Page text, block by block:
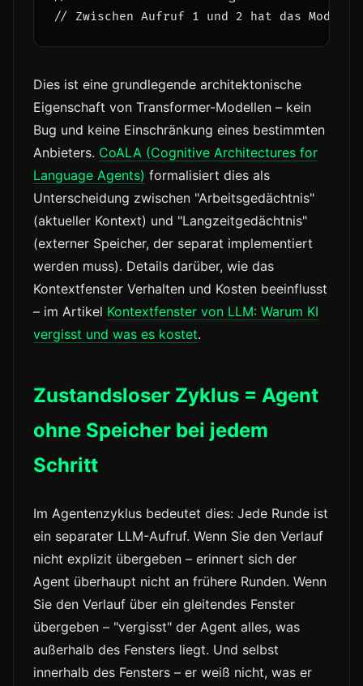
Dies ist eine grundlegende architektonische
Eigenschaft von Transformer-Modellen – kein
Bug und keine Einschränkung eines bestimmten
Anbieters. CoALA (Cognitive Architectures for
Language Agents) formalisiert dies als
Unterscheidung zwischen "Arbeitsgedächtnis"
(aktueller Kontext) und "Langzeitgedächtnis"
(externer Speicher, der separat implementiert
werden muss). Details darüber, wie das
Kontextfenster Verhalten und Kosten beeinflusst
– im Artikel Kontextfenster von LLM: Warum KI
vergisst und was es kostet.
Zustandsloser Zyklus = Agent
ohne Speicher bei jedem
Schritt
Im Agentenzyklus bedeutet dies: Jede Runde ist
ein separater LLM-Aufruf. Wenn Sie den Verlauf
nicht explizit übergeben – erinnert sich der
Agent überhaupt nicht an frühere Runden. Wenn
Sie den Verlauf über ein gleitendes Fenster
übergeben – "vergisst" der Agent alles, was
außerhalb des Fensters liegt. Und selbst
innerhalb des Fensters – er weiß nicht, was er